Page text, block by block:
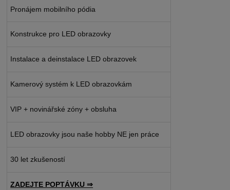
Pronájem mobilního pódia
Konstrukce pro LED obrazovky
Instalace a deinstalace LED obrazovek
Kamerový systém k LED obrazovkám
VIP + novinářské zóny + obsluha
LED obrazovky jsou naše hobby NE jen práce
30 let zkušeností
ZADEJTE POPTÁVKU ⇒